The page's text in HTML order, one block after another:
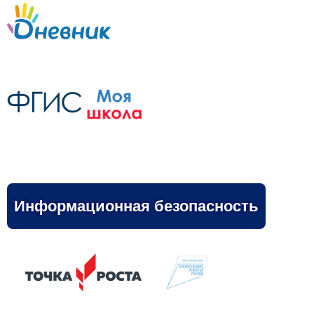
Информационная безопасность